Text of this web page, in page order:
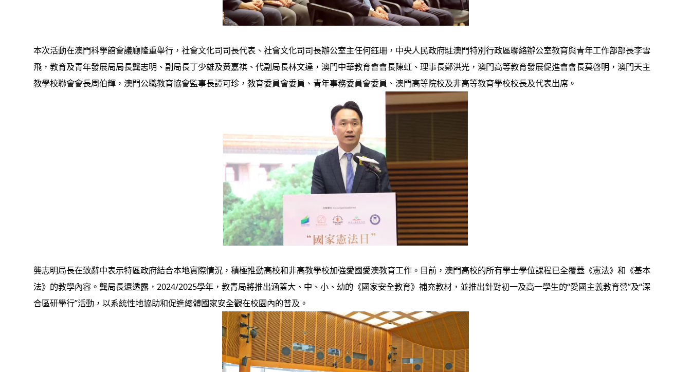
本次活動在澳門科學館會議廳隆重舉行，社會文化司司長代表、社會文化司司長辦公室主任何鈺珊，中央人民政府駐澳門特別行政區聯絡辦公室教育與青年工作部部長李雪
飛，教育及青年發展局局長龔志明、副局長丁少雄及黃嘉祺、代副局長林文達，澳門中華教育會會長陳虹、理事長鄭洪光，澳門高等教育發展促進會會長莫啓明，澳門天主
教學校聯會會長周伯輝，澳門公職教育協會監事長譚可珍，教育委員會委員、青年事務委員會委員、澳門高等院校及非高等教育學校校長及代表出席。
龔志明局長在致辭中表示特區政府結合本地實際情況，積極推動高校和非高教學校加強愛國愛澳教育工作。目前，澳門高校的所有學士學位課程已全覆蓋《憲法》和《基本
法》的教學內容。龔局長還透露，2024/2025學年，教青局將推出涵蓋大、中、小、幼的《國家安全教育》補充教材，並推出針對初一及高一學生的“愛國主義教育營”及“深
合區研學行”活動，以系統性地協助和促進總體國家安全觀在校園內的普及。